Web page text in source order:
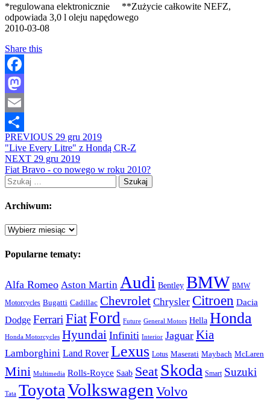
*regulowana elektronicznie **Zużycie całkowite NEFZ,
odpowiada 3,0 l oleju napędowego
2010-03-08
Share this
Facebook
Mastodon
Email
Share
PREVIOUS 29 gru 2019
"Live Every Litre" z Hondą CR-Z
NEXT 29 gru 2019
Fiat Bravo - co nowego w roku 2010?
Szukaj:
Archiwum:
Archiwum:
Popularne tematy:
Alfa Romeo Aston Martin Audi Bentley BMW BMW
Motorcycles Bugatti Cadillac Chevrolet Chrysler Citroen Dacia
Dodge Ferrari FiatFord Future General Motors Hella Honda
Honda Motorcycles Hyundai Infiniti Interior Jaguar Kia
Lamborghini Land Rover Lexus Lotus Maserati Maybach McLaren
Mini Multimedia Rolls-Royce Saab Seat Skoda Smart Suzuki
Tata ToyotaVolkswagen Volvo